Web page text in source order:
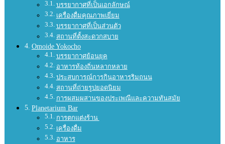
บรรยากาศที่เป็นเอกลักษณ์
เครื่องดื่มคุณภาพเยี่ยม
บรรยากาศที่เป็นส่วนตัว
สถานที่ตั้งสะดวกสบาย
Omoide Yokocho
บรรยากาศย้อนยุค
อาหารท้องถิ่นหลากหลาย
ประสบการณ์การกินอาหารริมถนน
สถานที่ถ่ายรูปยอดนิยม
การผสมผสานของประเพณีและความทันสมัย
Planetarium Bar
การตกแต่งร้าน
เครื่องดื่ม
อาหาร